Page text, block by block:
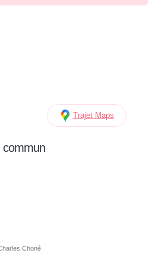
Trajet Maps
commun
Choné